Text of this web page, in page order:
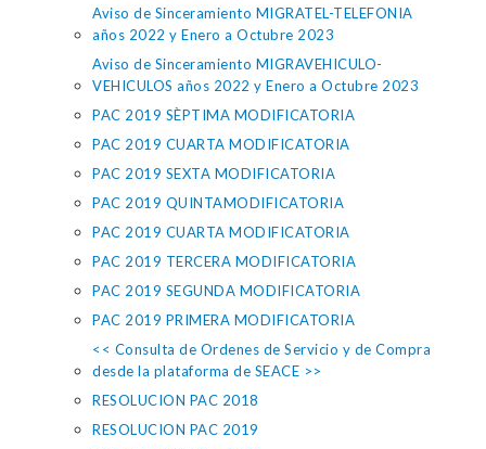
Aviso de Sinceramiento MIGRATEL-TELEFONIA
años 2022 y Enero a Octubre 2023
Aviso de Sinceramiento MIGRAVEHICULO-
VEHICULOS años 2022 y Enero a Octubre 2023
PAC 2019 SÈPTIMA MODIFICATORIA
PAC 2019 CUARTA MODIFICATORIA
PAC 2019 SEXTA MODIFICATORIA
PAC 2019 QUINTAMODIFICATORIA
PAC 2019 CUARTA MODIFICATORIA
PAC 2019 TERCERA MODIFICATORIA
PAC 2019 SEGUNDA MODIFICATORIA
PAC 2019 PRIMERA MODIFICATORIA
<< Consulta de Ordenes de Servicio y de Compra
desde la plataforma de SEACE >>
RESOLUCION PAC 2018
RESOLUCION PAC 2019